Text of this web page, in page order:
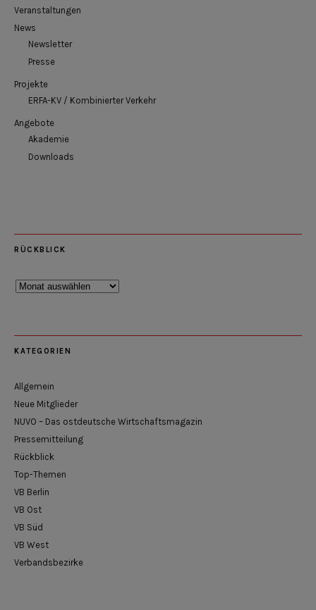
Veranstaltungen
News
Newsletter
Presse
Projekte
ERFA-KV / Kombinierter Verkehr
Angebote
Akademie
Downloads
RÜCKBLICK
Rückblick
KATEGORIEN
Allgemein
Neue Mitglieder
NUVO – Das ostdeutsche Wirtschaftsmagazin
Pressemitteilung
Rückblick
Top-Themen
VB Berlin
VB Ost
VB Süd
VB West
Verbandsbezirke